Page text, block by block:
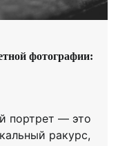
фотографии:
портрет — это
ракурс,